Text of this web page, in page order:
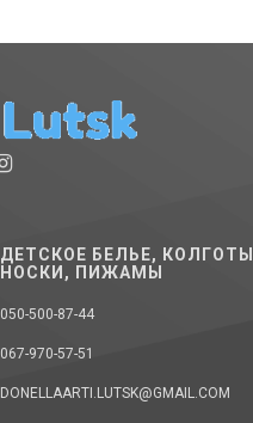
ДЕТСКОЕ БЕЛЬЕ,
НОСКИ, ПИЖАМЫ
050-500-87-44
067-970-57-51
DONELLAARTI.LUTSK@GMAIL.COM